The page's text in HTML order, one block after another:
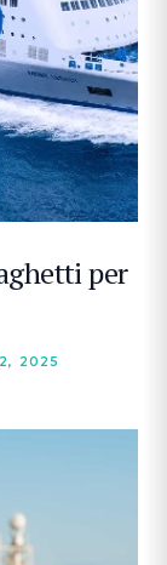
per
2025